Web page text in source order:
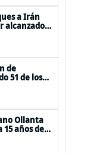
a Irán
alcanzado
de
51 de los
Ollanta
años de
su